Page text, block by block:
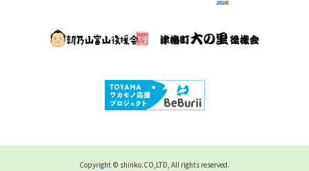
Copyright © shinko.CO,LTD, All rights reserved.